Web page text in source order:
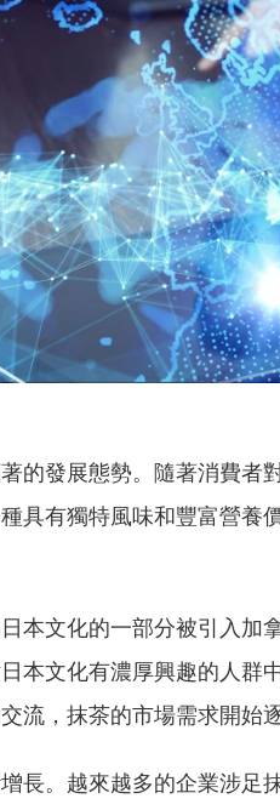
的發展態勢。隨著消費者
具有獨特風味和豐富營養
本文化的一部分被引入加
本文化有濃厚興趣的人群
流，抹茶的市場需求開始逐
長。越來越多的企業涉足